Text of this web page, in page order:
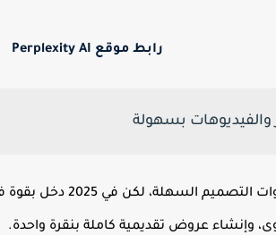
رابط موقع Perplexity AI
كانفا من سنين
وإنشاء عروض تقديمية كاملة بنقرة واحدة.